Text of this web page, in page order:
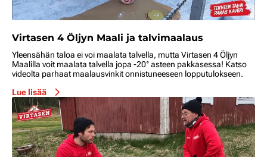
Virtasen 4 Öljyn Maali ja talvimaalaus
Yleensähän taloa ei voi maalata talvella, mutta Virtasen 4 Öljyn
Maalilla voit maalata talvella jopa -20° asteen pakkasessa! Katso
videolta parhaat maalausvinkit onnistuneeseen lopputulokseen.
Lue lisää